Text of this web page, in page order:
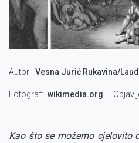
Autor Vesna Jurić Rukavina/
Fotograf wikimedia.org
Kao što se možemo cjelovito